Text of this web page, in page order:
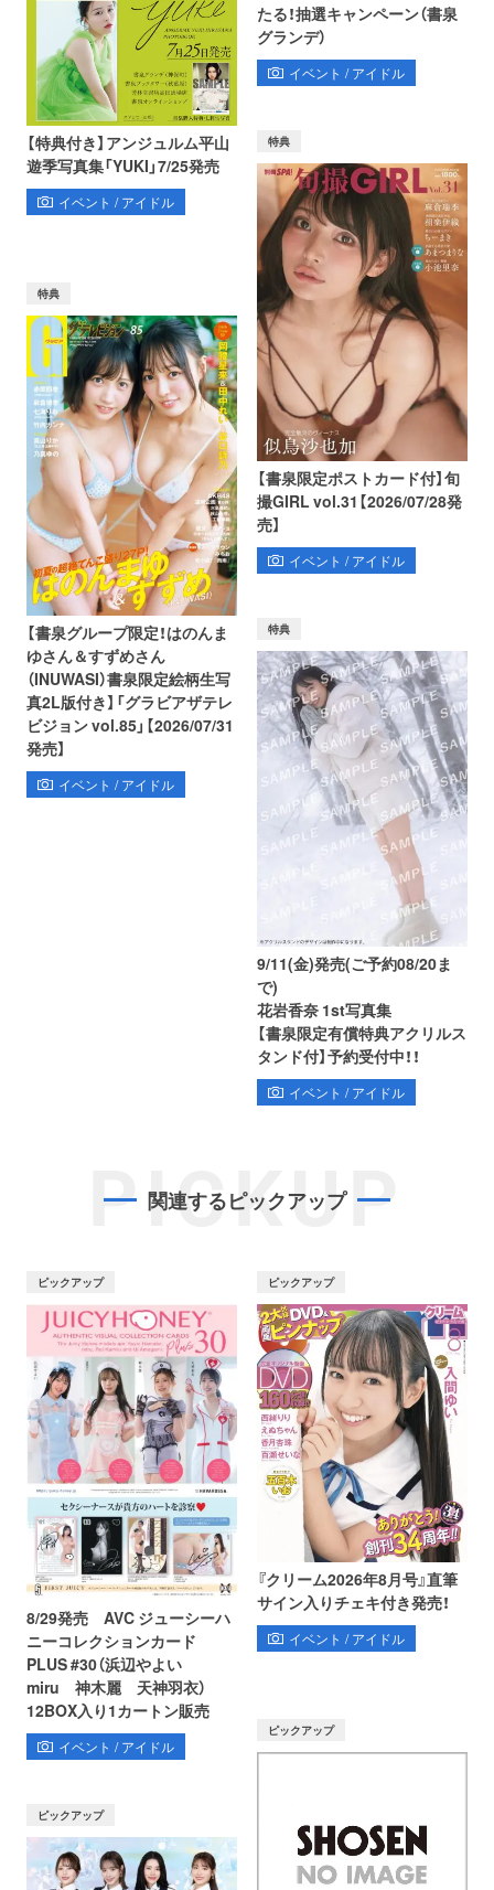
たる！抽選キャンペーン（書泉
グランデ）
イベント / アイドル
【特典付き】アンジュルム平山
遊季写真集「YUKI」7/25発売
イベント / アイドル
特典
【書泉限定ポストカード付】旬
撮GIRL vol.31【2026/07/28発
売】
イベント / アイドル
特典
【書泉グループ限定！はのんま
ゆさん＆すずめさん
（INUWASI）書泉限定絵柄生写
真2L版付き】「グラビアザテレ
ビジョン vol.85」【2026/07/31
発売】
イベント / アイドル
特典
9/11(金)発売(ご予約08/20ま
で)
花岩香奈 1st写真集
【書泉限定有償特典アクリルス
タンド付】予約受付中！！
イベント / アイドル
PICKUP
関連するピックアップ
ピックアップ
8/29発売 AVC ジューシーハ
ニーコレクションカード
PLUS #30（浜辺やよい
miru 神木麗 天神羽衣）
12BOX入り1カートン販売
イベント / アイドル
ピックアップ
『クリーム2026年8月号』直筆
サイン入りチェキ付き発売！
イベント / アイドル
ピックアップ
ピックアップ